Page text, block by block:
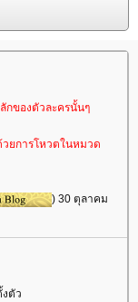
ลักของตัวละครนั้นๆ
ยการโหวตในหมวด
) 30 ตุลาคม
ตัว